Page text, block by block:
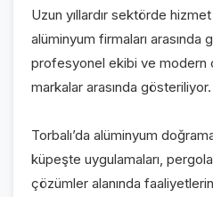
Uzun yıllardır sektörde
alüminyum firmaları arasında
profesyonel ekibi ve modern
markalar arasında gösteriliyor.
Torbalı’da alüminyum
küpeşte uygulamaları,
çözümler alanında